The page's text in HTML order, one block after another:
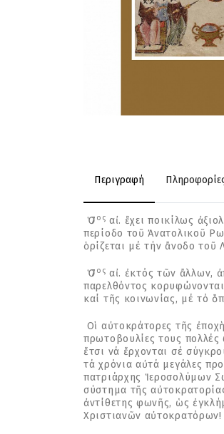
Περιγραφή
Ὁ 7 ος αἰ. ἔχει ποικίλως
περίοδο τοῦ Ἀνατολικοῦ
ὁρίζεται μέ τήν ἄνοδο τοῦ
Ὁ 7 ος αἰ. ἐκτός τῶν ἄλλων,
παρελθόντος
καί τῆς κοινωνίας, μέ τό
Οἱ αὐτοκράτορες τῆς
πρωτοβουλίες τους
ἔτσι νά ἔρχονται σέ
τά χρόνια αὐτά μεγάλες
πατριάρχης Ἱεροσολύμων
σύστημα τῆς
ἀντίθετης φωνῆς, ὡς
Χριστιανῶν αὐτοκρατόρων!